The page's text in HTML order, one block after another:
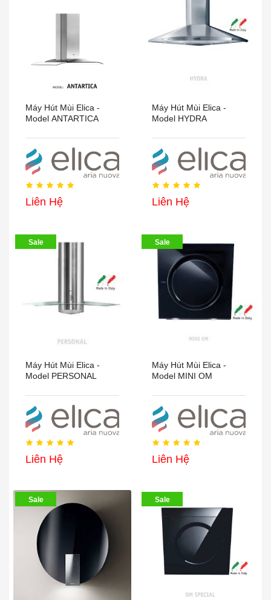
Máy Hút Mùi Elica -
Model ANTARTICA
Liên Hệ
Máy Hút Mùi Elica -
Model HYDRA
Liên Hệ
Sale
Máy Hút Mùi Elica -
Model PERSONAL
Liên Hệ
Sale
Máy Hút Mùi Elica -
Model MINI OM
Liên Hệ
Sale Sale